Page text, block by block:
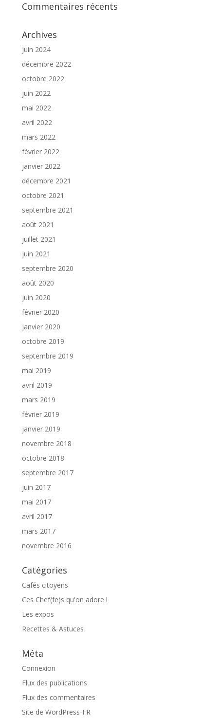
Commentaires récents
Archives
juin 2024
décembre 2022
octobre 2022
juin 2022
mai 2022
avril 2022
mars 2022
février 2022
janvier 2022
décembre 2021
octobre 2021
septembre 2021
août 2021
juillet 2021
juin 2021
septembre 2020
août 2020
juin 2020
février 2020
janvier 2020
octobre 2019
septembre 2019
mai 2019
avril 2019
mars 2019
février 2019
janvier 2019
novembre 2018
octobre 2018
septembre 2017
juin 2017
mai 2017
avril 2017
mars 2017
novembre 2016
Catégories
Cafés citoyens
Ces Chef(fe)s qu'on adore !
Les expos
Recettes & Astuces
Méta
Connexion
Flux des publications
Flux des commentaires
Site de WordPress-FR